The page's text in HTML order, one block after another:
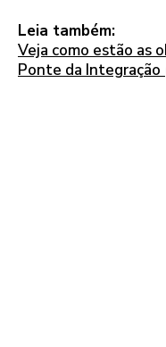
Leia também:
Veja como estão as
Ponte da